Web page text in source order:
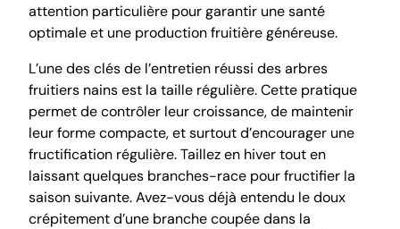
attention particulière pour garantir une santé
optimale et une production fruitière généreuse.
L’une des clés de l’entretien réussi des arbres
fruitiers nains est la taille régulière. Cette pratique
permet de contrôler leur croissance, de maintenir
leur forme compacte, et surtout d’encourager une
fructification régulière. Taillez en hiver tout en
laissant quelques branches-race pour fructifier la
saison suivante. Avez-vous déjà entendu le doux
crépitement d’une branche coupée dans la